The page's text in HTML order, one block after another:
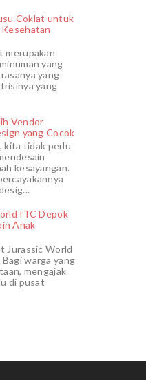
Coklat untuk
merupakan
yang
yang
yang
Vendor
yang Cocok
kita tidak perlu
kesayangan.
ITC Depok
Anak
Jurassic World
warga yang
mengajak
di pusat